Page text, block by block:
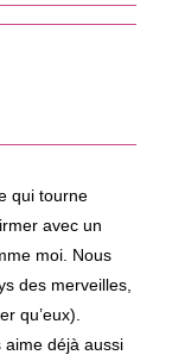
qui tourne
avec un
moi. Nous
des merveilles,
qu’eux).
aime déjà aussi